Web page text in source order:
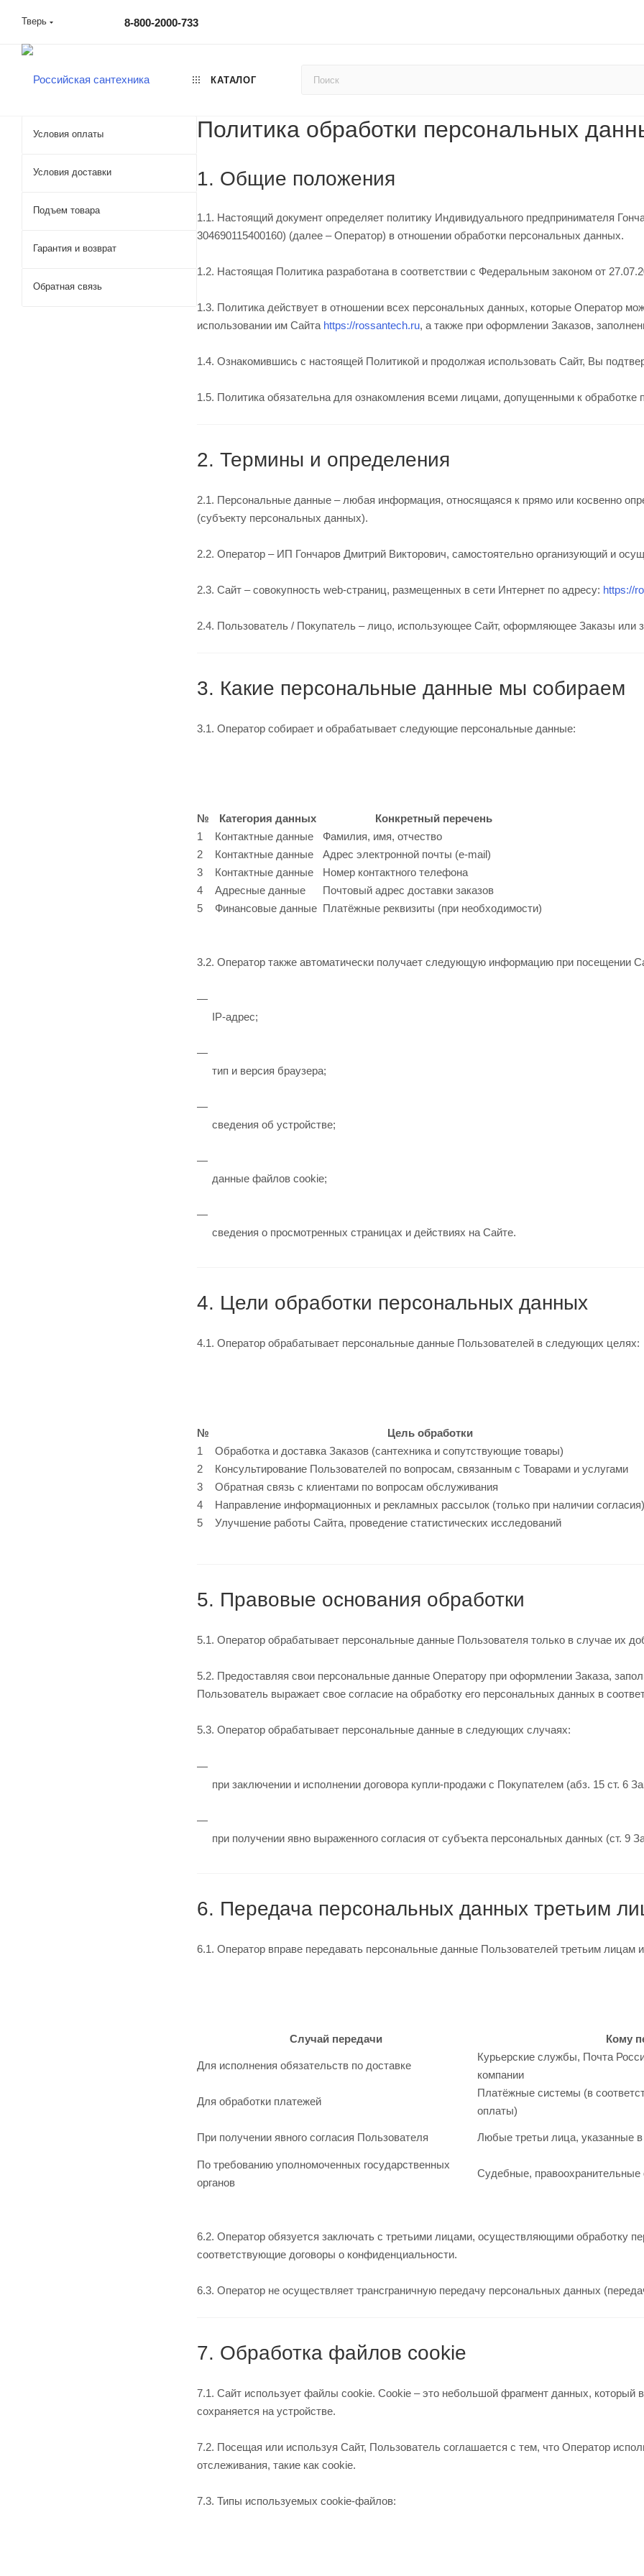
Тверь 8-800-2000-733
КАТАЛОГ
Политика обработки персональных
1. Общие положения
1.1. Настоящий документ определяет политику Индивидуального предпринимателя
304690115400160) (далее – Оператор) в отношении обработки персональных данных.
1.2. Настоящая Политика разработана в соответствии с Федеральным законом от
1.3. Политика действует в отношении всех персональных данных, которые Оператор
использовании им Сайта https://rossantech.ru, а также при оформлении Заказов,
1.4. Ознакомившись с настоящей Политикой и продолжая использовать Сайт, Вы
1.5. Политика обязательна для ознакомления всеми лицами, допущенными к
2. Термины и определения
2.1. Персональные данные – любая информация, относящаяся к прямо или косвенно
(субъекту персональных данных).
2.2. Оператор – ИП Гончаров Дмитрий Викторович, самостоятельно организующий и
2.3. Сайт – совокупность web-страниц, размещенных в сети Интернет по адресу: https://
2.4. Пользователь / Покупатель – лицо, использующее Сайт, оформляющее Заказы
3. Какие персональные данные мы собираем
3.1. Оператор собирает и обрабатывает следующие персональные данные:
№ Категория данных
Конкретный перечень
1
Контактные данные
Фамилия, имя, отчество
2
Контактные данные
Адрес электронной почты (e-mail)
3
Контактные данные
Номер контактного телефона
4
Адресные данные
Почтовый адрес доставки заказов
5
Финансовые данные Платёжные реквизиты (при необходимости)
3.2. Оператор также автоматически получает следующую информацию при посещении
IP-адрес;
тип и версия браузера;
сведения об устройстве;
данные файлов cookie;
сведения о просмотренных страницах и действиях на Сайте.
4. Цели обработки персональных данных
4.1. Оператор обрабатывает персональные данные Пользователей в следующих целях:
№ Цель обработки
1
Обработка и доставка Заказов (сантехника и сопутствующие товары)
2
Консультирование Пользователей по вопросам, связанным с Товарами и услугами
3
Обратная связь с клиентами по вопросам обслуживания
4
Направление информационных и рекламных рассылок (только при наличии согласия)
5
Улучшение работы Сайта, проведение статистических исследований
5. Правовые основания обработки
5.1. Оператор обрабатывает персональные данные Пользователя только в случае их
5.2. Предоставляя свои персональные данные Оператору при оформлении Заказа,
Пользователь выражает свое согласие на обработку его персональных данных в
5.3. Оператор обрабатывает персональные данные в следующих случаях:
при заключении и исполнении договора купли-продажи с Покупателем (абз. 15 ст. 6
при получении явно выраженного согласия от субъекта персональных данных (ст. 9
6. Передача персональных данных третьим
6.1. Оператор вправе передавать персональные данные Пользователей третьим лицам
Случай передачи Кому
Для исполнения обязательств по доставке
Курьерские службы, Почта
компании
Для обработки платежей
Платёжные системы (в
оплаты)
При получении явного согласия Пользователя Любые третьи лица, указанные в
По требованию уполномоченных государственных
органов
Судебные, правоохранительные
6.2. Оператор обязуется заключать с третьими лицами, осуществляющими обработку
соответствующие договоры о конфиденциальности.
6.3. Оператор не осуществляет трансграничную передачу персональных данных
7. Обработка файлов cookie
7.1. Сайт использует файлы cookie. Cookie – это небольшой фрагмент данных, который
сохраняется на устройстве.
7.2. Посещая или используя Сайт, Пользователь соглашается с тем, что Оператор
отслеживания, такие как cookie.
7.3. Типы используемых cookie-файлов:
Условия оплаты
Условия доставки
Подъем товара
Гарантия и возврат
Обратная связь